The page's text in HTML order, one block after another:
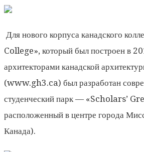
Для нового корпуса канадского
College», который был построен в
архитекторами канадской
(www.gh3.ca) был разработан
студенческий парк — «Scholars’
расположенный в центре города
Канада).